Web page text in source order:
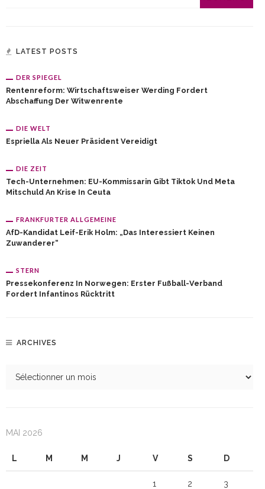
LATEST POSTS
DER SPIEGEL
Rentenreform: Wirtschaftsweiser Werding Fordert
Abschaffung Der Witwenrente
DIE WELT
Espriella Als Neuer Präsident Vereidigt
DIE ZEIT
Tech-Unternehmen: EU-Kommissarin Gibt Tiktok Und Meta
Mitschuld An Krise In Ceuta
FRANKFURTER ALLGEMEINE
AfD-Kandidat Leif-Erik Holm: „Das Interessiert Keinen
Zuwanderer“
STERN
Pressekonferenz In Norwegen: Erster Fußball-Verband
Fordert Infantinos Rücktritt
ARCHIVES
MAI 2026
L M M J V S D
1 2 3